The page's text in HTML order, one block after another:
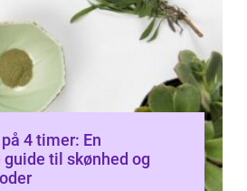
4 timer: En
til skønhed og